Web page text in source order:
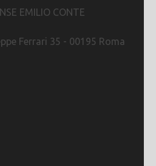
EMILIO CONTE
Ferrari 35 - 00195 Roma